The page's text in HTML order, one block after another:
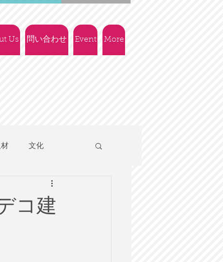
Us 問い合わせ Event More
文化
社会政策
コ建